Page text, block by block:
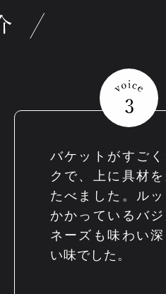
バケットがすご
クで、上に具材
たべました。ル
かかっているバ
ネーズも味わい
い味でした。